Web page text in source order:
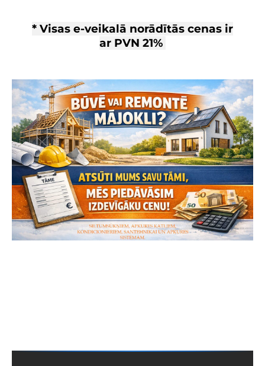
* Visas e-veikalā norādītās cenas ir
ar PVN 21%